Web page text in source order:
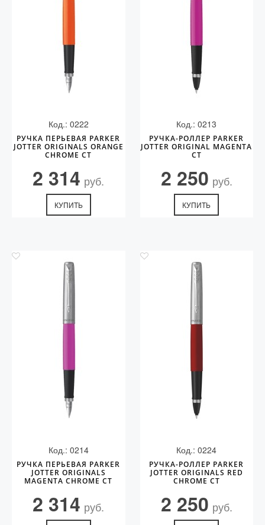
Код.: 0222
РУЧКА ПЕРЬЕВАЯ PARKER
JOTTER ORIGINALS ORANGE
CHROME CT
2 314 руб.
КУПИТЬ
Код.: 0213
РУЧКА-РОЛЛЕР PARKER
JOTTER ORIGINAL MAGENTA
CT
2 250 руб.
КУПИТЬ
Код.: 0214
РУЧКА ПЕРЬЕВАЯ PARKER
JOTTER ORIGINALS
MAGENTA CHROME CT
2 314 руб.
Код.: 0224
РУЧКА-РОЛЛЕР PARKER
JOTTER ORIGINALS RED
CHROME СT
2 250 руб.